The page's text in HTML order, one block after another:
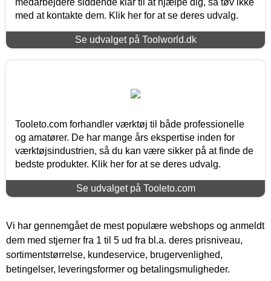
medarbejdere siddende klar til at hjælpe dig, så tøv ikke
med at kontakte dem. Klik her for at se deres udvalg.
Se udvalget på Toolworld.dk
Tooleto.com forhandler værktøj til både professionelle
og amatører. De har mange års ekspertise inden for
værktøjsindustrien, så du kan være sikker på at finde de
bedste produkter. Klik her for at se deres udvalg.
Se udvalget på Tooleto.com
Vi har gennemgået de mest populære webshops og anmeldt
dem med stjerner fra 1 til 5 ud fra bl.a. deres prisniveau,
sortimentstørrelse, kundeservice, brugervenlighed,
betingelser, leveringsformer og betalingsmuligheder.